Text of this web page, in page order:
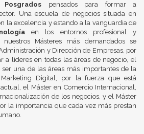
pensados para formar a
Una escuela de negocios situada en
la excelencia y estando a la vanguardia de
en los entornos profesional y
Másteres más demandados se
y Dirección de Empresas, por
a líderes en todas las áreas de negocio, el
una de las áreas más importantes de la
Digital, por la fuerza que está
el Máster en Comercio Internacional,
de los negocios, y el Máster
la importancia que cada vez más prestan